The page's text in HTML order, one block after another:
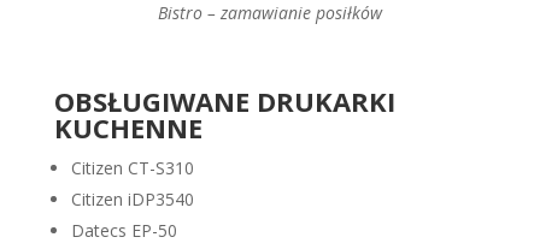
Bistro – zamawianie posiłków
OBSŁUGIWANE DRUKARKI
KUCHENNE
Citizen CT-S310
Citizen iDP3540
Datecs EP-50